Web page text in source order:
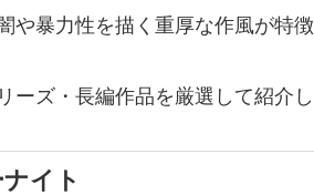
や暴力性を描く重厚な作風が特徴
ーズ・長編作品を厳選して紹介し
イト